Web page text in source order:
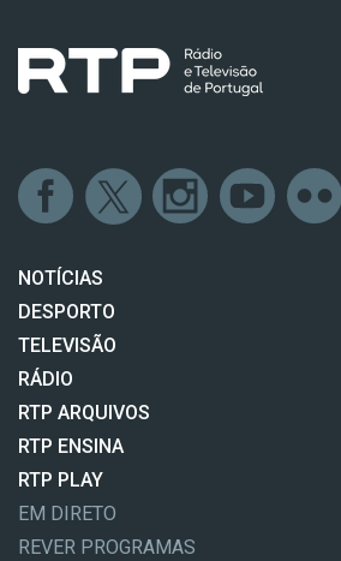
NOTÍCIAS
DESPORTO
TELEVISÃO
RÁDIO
RTP ARQUIVOS
RTP ENSINA
RTP PLAY
EM DIRETO
REVER PROGRAMAS